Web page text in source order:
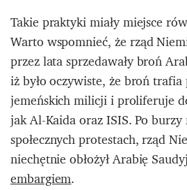
Takie praktyki miały miejsce
Warto wspomnieć, że rząd
przez lata sprzedawały broń
iż było oczywiste, że broń
jemeńskich milicji i proliferuje
jak Al-Kaida oraz ISIS. Po
społecznych protestach, rząd
niechętnie obłożył Arabię
embargiem.